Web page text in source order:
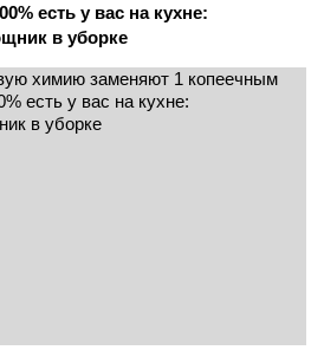
есть у вас на кухне:
в уборке